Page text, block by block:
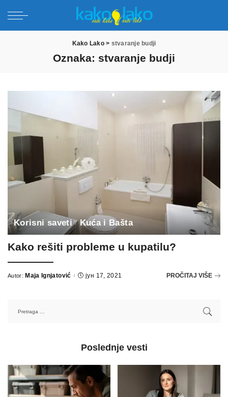
Kako Lako> stvaranje budji
Oznaka: stvaranje budji
Korisni saveti Kuća i Bašta
Kako rešiti probleme u kupatilu?
Autor: Maja Ignjatović јун 17, 2021 PROČITAJ VIŠE
Poslednje vesti